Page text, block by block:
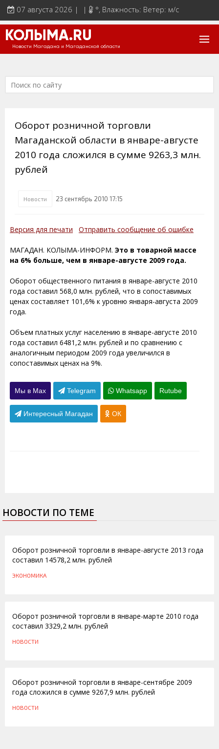
07 августа 2026 | | °, Влажность: Ветер: м/с
КОЛЫМА.RU
Новости Магадана и Магаданской области
Оборот розничной торговли
Магаданской области в январе-августе
2010 года сложился в сумме 9263,3 млн.
рублей
Новости 23 сентябрь 2010 17:15
Версия для печати Отправить сообщение об ошибке
МАГАДАН. КОЛЫМА-ИНФОРМ. Это в товарной массе
на 6% больше, чем в январе-августе 2009 года.
Оборот общественного питания в январе-августе 2010
года составил 568,0 млн. рублей, что в сопоставимых
ценах составляет 101,6% к уровню января-августа 2009
года.
Объем платных услуг населению в январе-августе 2010
года составил 6481,2 млн. рублей и по сравнению с
аналогичным периодом 2009 года увеличился в
сопоставимых ценах на 9%.
Мы в Max Telegram Whatsapp Rutube
Интересный Магадан ОК
НОВОСТИ ПО ТЕМЕ
Оборот розничной торговли в январе-августе 2013 года
составил 14578,2 млн. рублей
ЭКОНОМИКА
Оборот розничной торговли в январе-марте 2010 года
составил 3329,2 млн. рублей
НОВОСТИ
Оборот розничной торговли в январе-сентябре 2009
года сложился в сумме 9267,9 млн. рублей
НОВОСТИ